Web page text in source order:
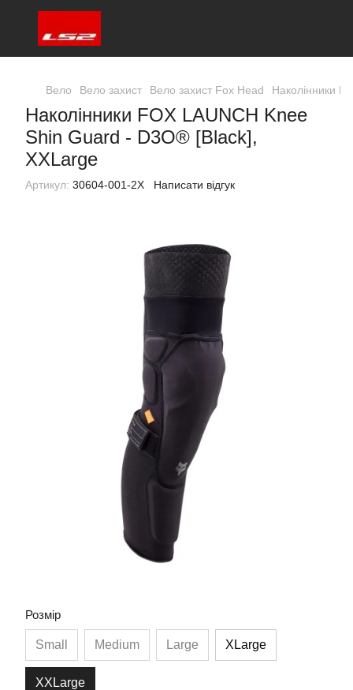
Вело Вело захист Вело захист Fox Head Наколінники
Наколінники FOX LAUNCH Knee
Shin Guard - D3O® [Black],
XXLarge
Артикул: 30604-001-2X Написати відгук
Розмір
Small Medium Large XLarge
XXLarge